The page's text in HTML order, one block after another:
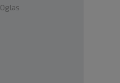
Oglas